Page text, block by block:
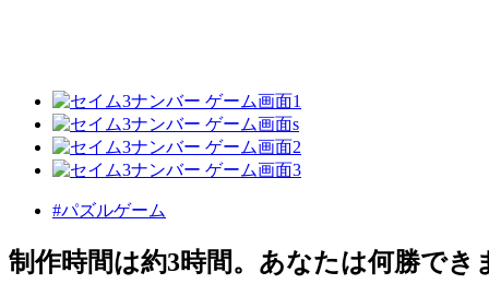
#パズルゲーム
制作時間は約3時間。あなたは何勝でき